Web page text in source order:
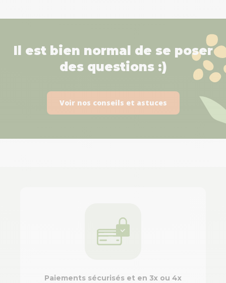
Il est bien normal de se poser
des questions :)
Voir nos conseils et astuces
Paiements sécurisés et en 3x ou 4x